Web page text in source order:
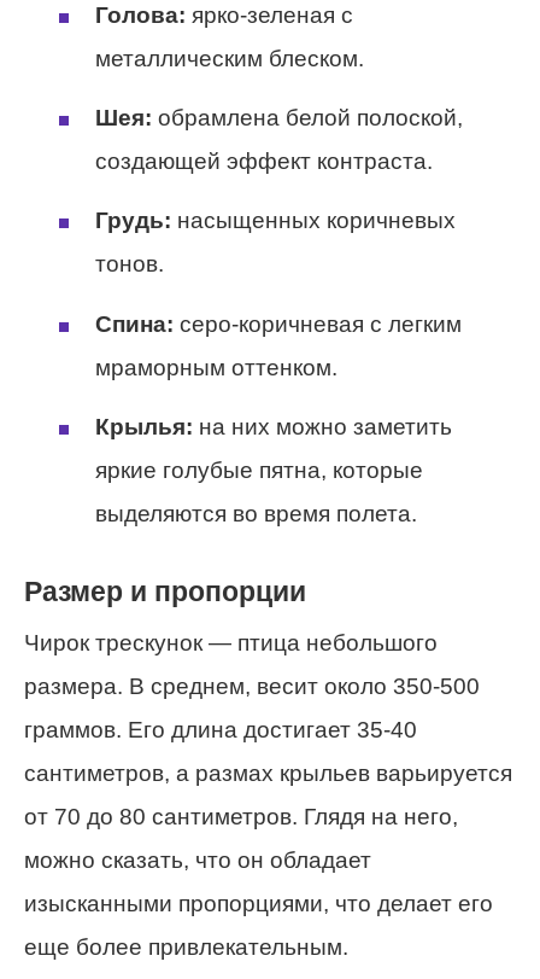
Голова: ярко-зеленая с
металлическим блеском.
Шея: обрамлена белой полоской,
создающей эффект контраста.
Грудь: насыщенных коричневых
тонов.
Спина: серо-коричневая с легким
мраморным оттенком.
Крылья: на них можно заметить
яркие голубые пятна, которые
выделяются во время полета.
Размер и пропорции
Чирок трескунок — птица небольшого
размера. В среднем, весит около 350-500
граммов. Его длина достигает 35-40
сантиметров, а размах крыльев варьируется
от 70 до 80 сантиметров. Глядя на него,
можно сказать, что он обладает
изысканными пропорциями, что делает его
еще более привлекательным.